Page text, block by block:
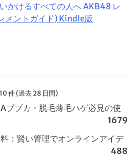
かけるすべての人へ AKB48 レ
メントガイド) Kindle版
件 (過去 28 日間)
ブブカ・脱毛薄毛ハゲ必見の使
1679
：賢い管理でオンラインアイデ
488